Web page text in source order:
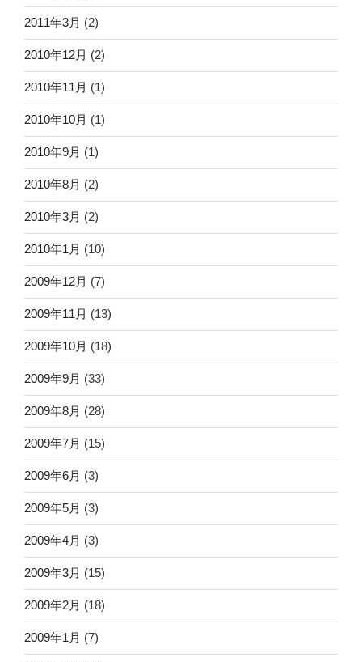
2011年3月 (2)
2010年12月 (2)
2010年11月 (1)
2010年10月 (1)
2010年9月 (1)
2010年8月 (2)
2010年3月 (2)
2010年1月 (10)
2009年12月 (7)
2009年11月 (13)
2009年10月 (18)
2009年9月 (33)
2009年8月 (28)
2009年7月 (15)
2009年6月 (3)
2009年5月 (3)
2009年4月 (3)
2009年3月 (15)
2009年2月 (18)
2009年1月 (7)